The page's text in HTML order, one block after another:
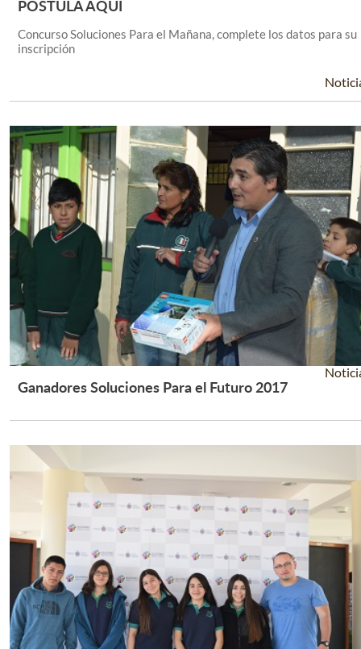
POSTULA AQUÍ
Concurso Soluciones Para el Mañana, complete los datos para su
inscripción
Leer Más +
Ganadores Soluciones Para el Futuro 2017